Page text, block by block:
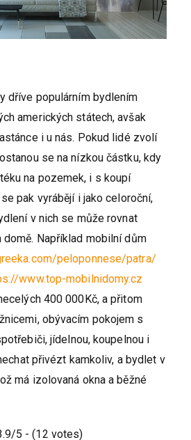
dříve populárním bydlením
amerických státech, avšak
i u nás. Pokud lidé zvolí
se na nízkou částku, kdy
na pozemek, i s koupí
pak vyrábějí i jako celoroční,
v nich se může rovnat
Například mobilní dům
peloponnese/patra/
www.top-mobilnidomy.cz
400 000Kč, a přitom
obývacím pokojem s
jídelnou, koupelnou i
přivézt kamkoliv, a bydlet v
má izolovaná okna a běžné
5 - (12 votes)